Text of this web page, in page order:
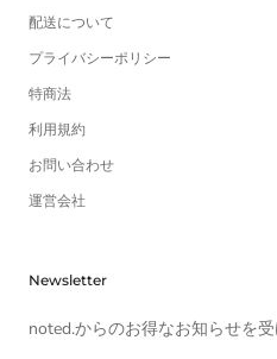
配送について
プライバシーポリシー
特商法
利用規約
お問い合わせ
運営会社
Newsletter
noted.からのお得なお知らせを